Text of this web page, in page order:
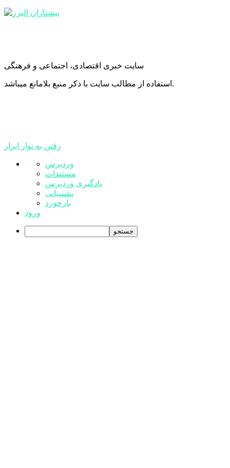
سایت خبری اقتصادی، اجتماعی و فرهنگی
استفاده از مطالب سایت با ذکر منبع بلامانع میباشد.
رفتن به نوار ابزار
درباره
وردپرس
وردپرس
مستندات
یادگیری وردپرس
پشتیبانی
بازخورد
ورود
جستجو